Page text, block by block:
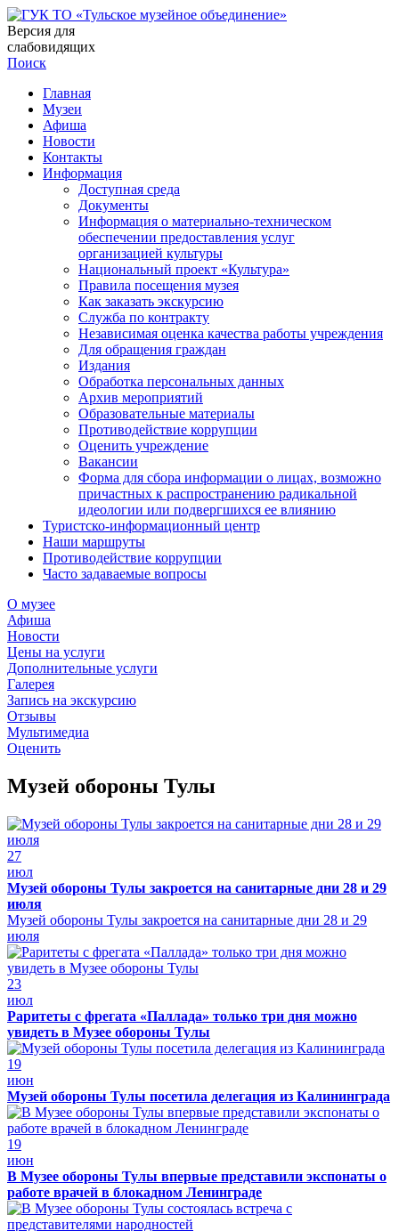
Версия для
слабовидящих
Поиск
Главная
Музеи
Афиша
Новости
Контакты
Информация
Доступная среда
Документы
Информация о материально-техническом
обеспечении предоставления услуг
организацией культуры
Национальный проект «Культура»
Правила посещения музея
Как заказать экскурсию
Служба по контракту
Независимая оценка качества работы учреждения
Для обращения граждан
Издания
Обработка персональных данных
Архив мероприятий
Образовательные материалы
Противодействие коррупции
Оценить учреждение
Вакансии
Форма для сбора информации о лицах, возможно
причастных к распространению радикальной
идеологии или подвергшихся ее влиянию
Туристско-информационный центр
Наши маршруты
Противодействие коррупции
Часто задаваемые вопросы
О музее
Афиша
Новости
Цены на услуги
Дополнительные услуги
Галерея
Запись на экскурсию
Отзывы
Мультимедиа
Оценить
Музей обороны Тулы
27
июл
Музей обороны Тулы закроется на санитарные дни 28 и 29
июля
Музей обороны Тулы закроется на санитарные дни 28 и 29
июля
23
июл
Раритеты с фрегата «Паллада» только три дня можно
увидеть в Музее обороны Тулы
19
июн
Музей обороны Тулы посетила делегация из Калининграда
19
июн
В Музее обороны Тулы впервые представили экспонаты о
работе врачей в блокадном Ленинграде